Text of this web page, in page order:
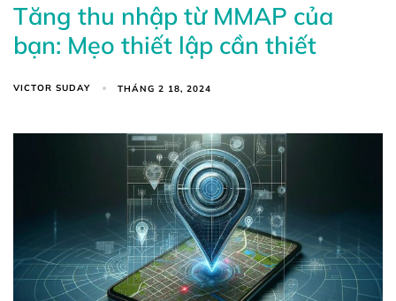
Tăng thu nhập từ MMAP của
bạn: Mẹo thiết lập cần thiết
VICTOR SUDAY THÁNG 2 18, 2024